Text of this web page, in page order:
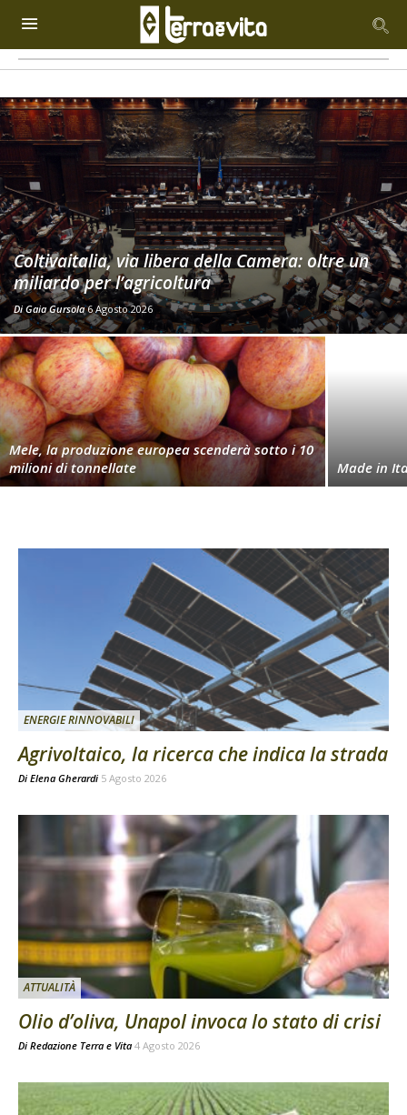
Coltivaitalia, via libera della Camera: oltre un
miliardo per l’agricoltura
DiGaia Gursola 6 Agosto 2026
Mele, la produzione europea scenderà sotto i 10
milioni di tonnellate
Made in
ENERGIE RINNOVABILI
Agrivoltaico, la ricerca che indica la strada
Di Elena Gherardi 5 Agosto 2026
ATTUALITÀ
Olio d’oliva, Unapol invoca lo stato di crisi
Di Redazione Terra e Vita 4 Agosto 2026